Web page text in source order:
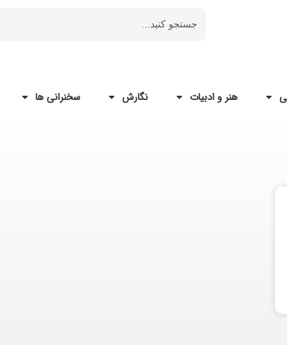
هنر و ادبیات نگارش سخنرانی ها